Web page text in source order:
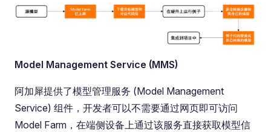
Model Management Service (MMS)
阿加犀提供了模型管理服务 (Model Management
Service) 组件，开发者可以不需要通过网页即可访问
Model Farm，在端侧设备上通过该服务直接获取模型信